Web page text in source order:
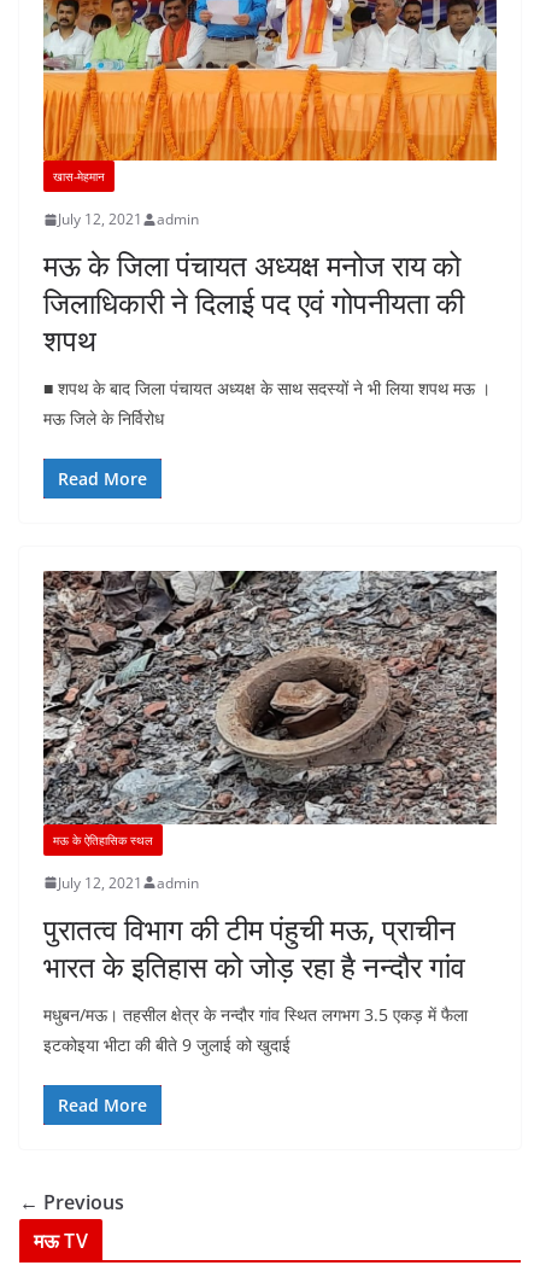
खास-मेहमान
July 12, 2021 admin
मऊ के जिला पंचायत अध्यक्ष मनोज राय को
जिलाधिकारी ने दिलाई पद एवं गोपनीयता की
शपथ
■ शपथ के बाद जिला पंचायत अध्यक्ष के साथ सदस्यों ने भी लिया शपथ मऊ ।
मऊ जिले के निर्विरोध
Read More
मऊ के ऐतिहासिक स्थल
July 12, 2021 admin
पुरातत्व विभाग की टीम पंहुची मऊ, प्राचीन
भारत के इतिहास को जोड़ रहा है नन्दौर गांव
मधुबन/मऊ। तहसील क्षेत्र के नन्दौर गांव स्थित लगभग 3.5 एकड़ में फैला
इटकोइया भीटा की बीते 9 जुलाई को खुदाई
Read More
← Previous
मऊ TV